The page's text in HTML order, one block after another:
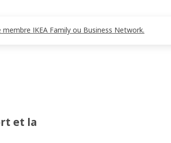
IKEA Family ou Business Network.
et la